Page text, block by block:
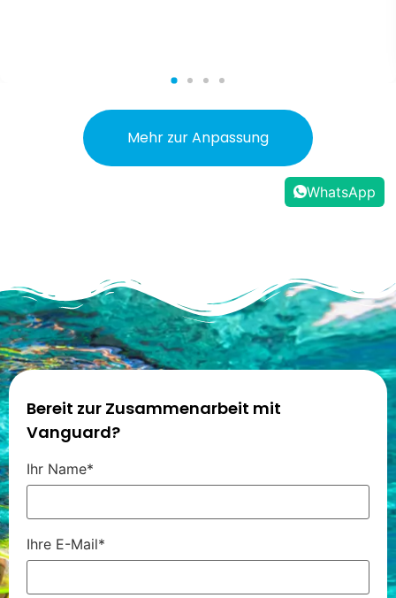
Mehr zur Anpassung
Bereit zur Zusammenarbeit mit
Vanguard?
Ihr Name*
Ihre E-Mail*
WhatsApp